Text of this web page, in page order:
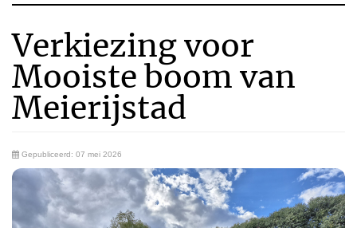
Verkiezing voor
Mooiste boom van
Meierijstad
Gepubliceerd: 07 mei 2026